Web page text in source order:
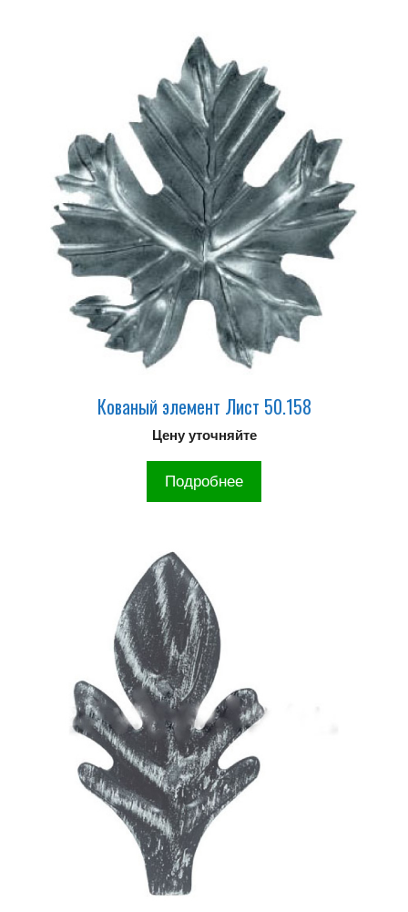
Кованый элемент Лист 50.158
Цену уточняйте
Подробнее